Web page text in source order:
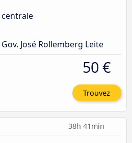
José Rollemberg Leite
50 €
Trouvez
38h 41min